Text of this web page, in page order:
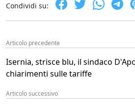
Condividi su:
Articolo precedente
Isernia, strisce blu, il sindaco
chiarimenti sulle tariffe
Articolo successivo